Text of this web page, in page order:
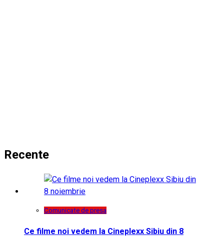
Recente
Comunicate de presa
Ce filme noi vedem la Cineplexx Sibiu din 8